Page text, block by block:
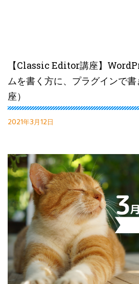
【Classic Editor講座】
ムを書く方に、プラグインで
座）
2021年3月12日